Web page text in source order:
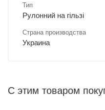
Тип
Рулонний на гільзі
Страна производства
Украина
С этим товаром